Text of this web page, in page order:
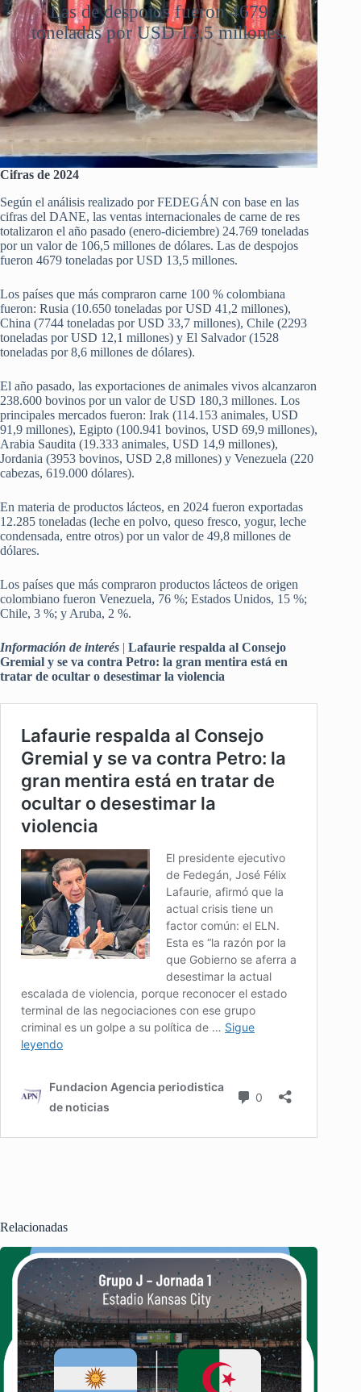
Las de despojos fueron 4679
toneladas por USD 13,5 millones.
Cifras de 2024
Según el análisis realizado por FEDEGÁN con base en las
cifras del DANE, las ventas internacionales de carne de res
totalizaron el año pasado (enero-diciembre) 24.769 toneladas
por un valor de 106,5 millones de dólares. Las de despojos
fueron 4679 toneladas por USD 13,5 millones.
Los países que más compraron carne 100 % colombiana
fueron: Rusia (10.650 toneladas por USD 41,2 millones),
China (7744 toneladas por USD 33,7 millones), Chile (2293
toneladas por USD 12,1 millones) y El Salvador (1528
toneladas por 8,6 millones de dólares).
El año pasado, las exportaciones de animales vivos alcanzaron
238.600 bovinos por un valor de USD 180,3 millones. Los
principales mercados fueron: Irak (114.153 animales, USD
91,9 millones), Egipto (100.941 bovinos, USD 69,9 millones),
Arabia Saudita (19.333 animales, USD 14,9 millones),
Jordania (3953 bovinos, USD 2,8 millones) y Venezuela (220
cabezas, 619.000 dólares).
En materia de productos lácteos, en 2024 fueron exportadas
12.285 toneladas (leche en polvo, queso fresco, yogur, leche
condensada, entre otros) por un valor de 49,8 millones de
dólares.
Los países que más compraron productos lácteos de origen
colombiano fueron Venezuela, 76 %; Estados Unidos, 15 %;
Chile, 3 %; y Aruba, 2 %.
Información de interés | Lafaurie respalda al Consejo
Gremial y se va contra Petro: la gran mentira está en
tratar de ocultar o desestimar la violencia
Relacionadas